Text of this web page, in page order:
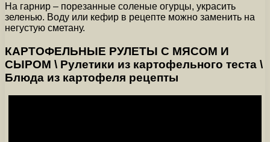
На гарнир – порезанные соленые огурцы, украсить
зеленью. Воду или кефир в рецепте можно заменить на
негустую сметану.
КАРТОФЕЛЬНЫЕ РУЛЕТЫ С МЯСОМ И
СЫРОМ \ Рулетики из картофельного теста \
Блюда из картофеля рецепты